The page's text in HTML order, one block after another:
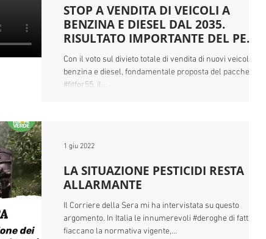
STOP A VENDITA DI VEICOLI A
BENZINA E DIESEL DAL 2035.
RISULTATO IMPORTANTE DEL PE
NONOSTANTE LE PRE
Con il voto sul divieto totale di vendita di nuovi veicoli a
benzina e diesel, fondamentale proposta del pacchetto
#fitfor55, il...
LA SITUAZIONE PESTICIDI RESTA
ALLARMANTE
Il Corriere della Sera mi ha intervistata su questo
argomento. In Italia le innumerevoli #deroghe di fatto
fiaccano la normativa vigente,...
1 giu 2022